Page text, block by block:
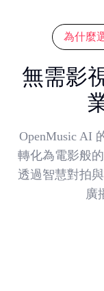
為什麼
無需影
OpenMusic AI
轉化為電影般
透過智慧對拍
廣